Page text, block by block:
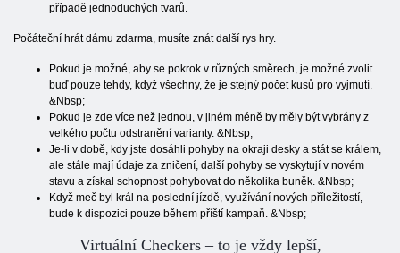
případě jednoduchých tvarů.
Počáteční hrát dámu zdarma, musíte znát další rys hry.
Pokud je možné, aby se pokrok v různých směrech, je možné zvolit
buď pouze tehdy, když všechny, že je stejný počet kusů pro vyjmutí.
&Nbsp;
Pokud je zde více než jednou, v jiném méně by měly být vybrány z
velkého počtu odstranění varianty. &Nbsp;
Je-li v době, kdy jste dosáhli pohyby na okraji desky a stát se králem,
ale stále mají údaje za zničení, další pohyby se vyskytují v novém
stavu a získal schopnost pohybovat do několika buněk. &Nbsp;
Když meč byl král na poslední jízdě, využívání nových příležitostí,
bude k dispozici pouze během příští kampaň. &Nbsp;
Virtuální Checkers – to je vždy lepší,